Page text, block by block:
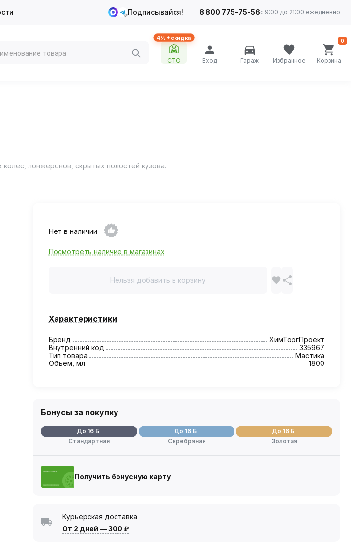
Подписывайся! 8 800 775-75-56с 9:00 до 21:00 ежедневно
4%+ скидка
СТО Вход Гараж Избранное Корзина
0
лонжеронов, скрытых полостей кузова.
Нет в наличии
Посмотреть наличие в магазинах
Нельзя добавить в корзину
Характеристики
Бренд
ХимТоргПроект
Внутренний код
335967
Тип товара
Мастика
Объем, мл
1800
Бонусы за покупку
До 16 Б
Стандартная
До 16 Б
Серебряная
До 16 Б
Золотая
Получить бонусную карту
Курьерская доставка
От 2 дней —300 ₽